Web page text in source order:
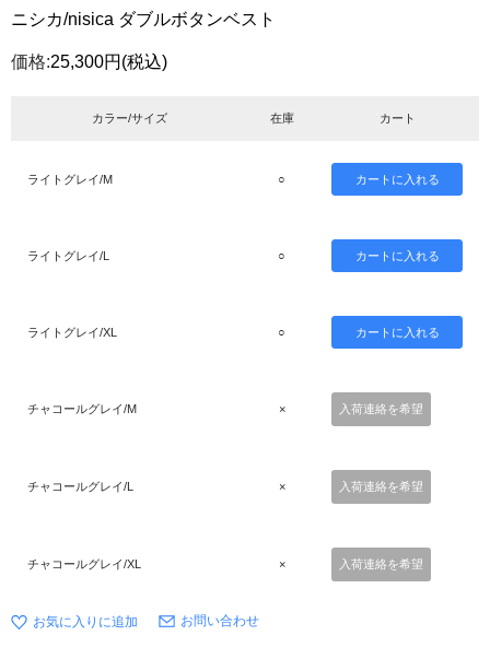
ニシカ/nisica ダブルボタンベスト
価格:25,300円 (税込)
カラー/サイズ 在庫 カート
ライトグレイ/M ○
ライトグレイ/L ○
ライトグレイ/XL ○
チャコールグレイ/M × 入荷連絡を希望
チャコールグレイ/L × 入荷連絡を希望
チャコールグレイ/XL × 入荷連絡を希望
お問い合わせ